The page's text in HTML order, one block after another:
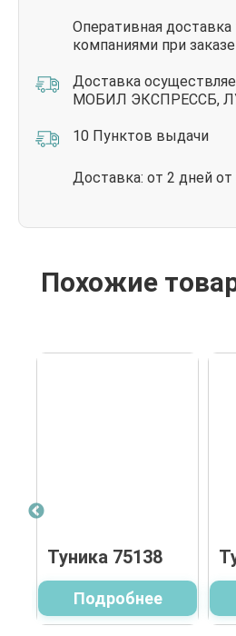
Оперативная
компаниями при
Доставка
МОБИЛ ЭКСПРЕССБ,
10 Пунктов выдачи
Доставка: от 2 дней от
Похожие
Туника 75138
Подробнее